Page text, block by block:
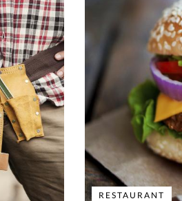
RESTAURANT